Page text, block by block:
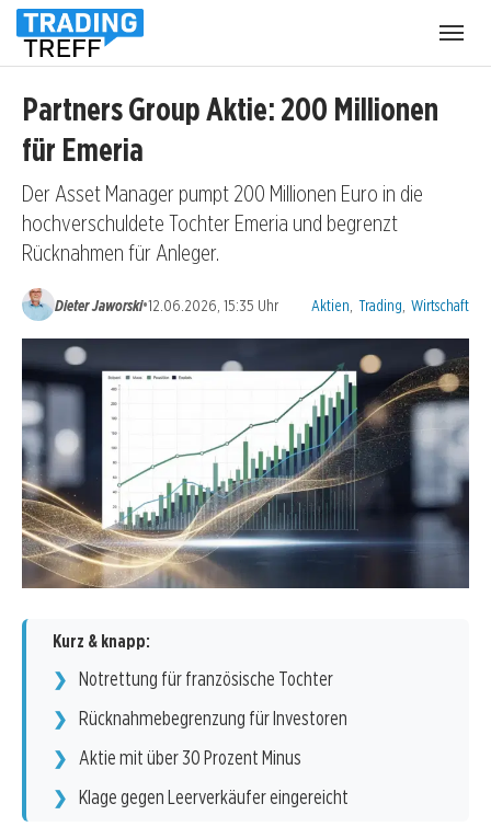
Partners Group Aktie: 200 Millionen
für Emeria
Der Asset Manager pumpt 200 Millionen Euro in die
hochverschuldete Tochter Emeria und begrenzt
Rücknahmen für Anleger.
Dieter Jaworski•12.06.2026, 15:35 Uhr Kategorien:
Aktien Trading Wirtschaft
Kurz & knapp:
Notrettung für französische Tochter
Rücknahmebegrenzung für Investoren
Aktie mit über 30 Prozent Minus
Klage gegen Leerverkäufer eingereicht